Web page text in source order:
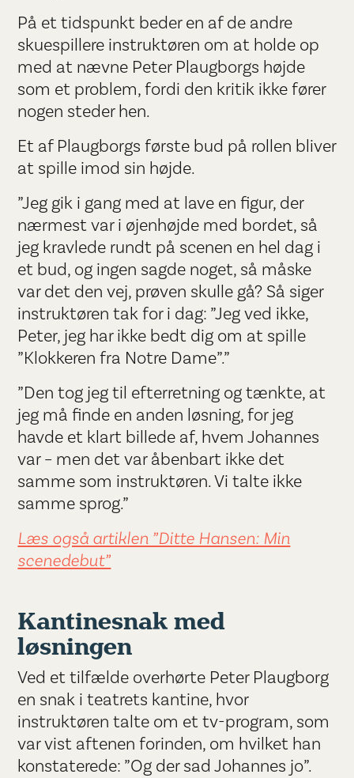
På et tidspunkt beder en af de andre
skuespillere instruktøren om at holde op
med at nævne Peter Plaugborgs højde
som et problem, fordi den kritik ikke fører
nogen steder hen.
Et af Plaugborgs første bud på rollen bliver
at spille imod sin højde.
”Jeg gik i gang med at lave en figur, der
nærmest var i øjenhøjde med bordet, så
jeg kravlede rundt på scenen en hel dag i
et bud, og ingen sagde noget, så måske
var det den vej, prøven skulle gå? Så siger
instruktøren tak for i dag: ”Jeg ved ikke,
Peter, jeg har ikke bedt dig om at spille
”Klokkeren fra Notre Dame”.”
”Den tog jeg til efterretning og tænkte, at
jeg må finde en anden løsning, for jeg
havde et klart billede af, hvem Johannes
var – men det var åbenbart ikke det
samme som instruktøren. Vi talte ikke
samme sprog.”
Læs også artiklen ”Ditte Hansen: Min
scenedebut”
Kantinesnak med
løsningen
Ved et tilfælde overhørte Peter Plaugborg
en snak i teatrets kantine, hvor
instruktøren talte om et tv-program, som
var vist aftenen forinden, om hvilket han
konstaterede: ”Og der sad Johannes jo”.